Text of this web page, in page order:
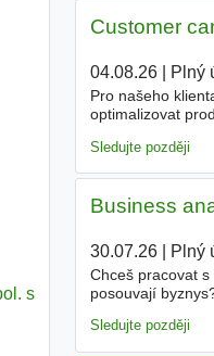
s
Customer
04.08.26| Plný
Pro našeho
optimalizovat
Sledujte později
Business
30.07.26| Plný
Chceš pracovat
posouvají
Sledujte později